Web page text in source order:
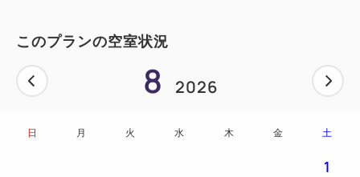
このプランの空室状況
8 2026
日 月 火 水 木 金 土
1